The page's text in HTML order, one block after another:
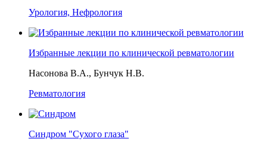
Урология, Нефрология
Избранные лекции по клинической ревматологии
Насонова В.А., Бунчук Н.В.
Ревматология
Синдром "Сухого глаза"